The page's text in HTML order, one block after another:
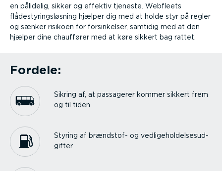
en pålidelig, sikker og effektiv tjeneste. Webfleets
flådesty­rings­løsning hjælper dig med at holde styr på regler
og sænker risikoen for forsin­kelser, samtidig med at den
hjælper dine chauffører med at køre sikkert bag rattet.
Fordele:
Sikring af, at passagerer kommer sikkert frem
og til tiden
Styring af brændstof- og vedli­ge­hol­del­ses­ud­
gifter